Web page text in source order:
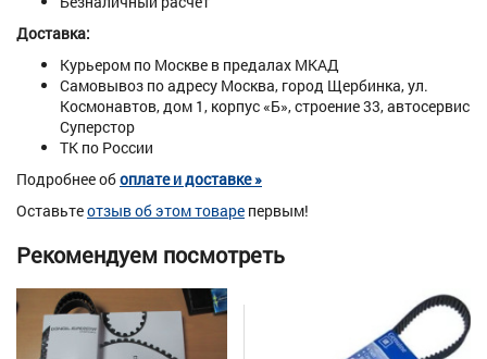
Доставка:
Курьером по Москве в предалах МКАД
Самовывоз по адресу Москва, город Щербинка, ул.
Космонавтов, дом 1, корпус «Б», строение 33, автосервис
Суперстор
ТК по России
Подробнее обоплате и доставке »
Оставьтеотзыв об этом товаре первым!
Рекомендуем посмотреть